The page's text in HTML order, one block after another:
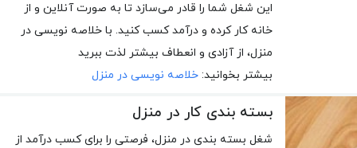
این شغل شما را قادر می‌سازد تا به صورت آنلاین و از
خانه کار کرده و درآمد کسب کنید. با خلاصه نویسی در
منزل، از آزادی و انعطاف بیشتر لذت ببرید
بیشتر بخوانید: خلاصه نویسی در منزل
بسته بندی کار در منزل
شغل بسته بندی در منزل، فرصتی را برای کسب درآمد از